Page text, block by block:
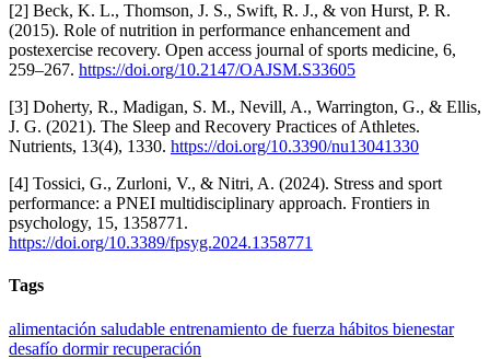
[2] Beck, K. L., Thomson, J. S., Swift, R. J., & von Hurst, P. R.
(2015). Role of nutrition in performance enhancement and
postexercise recovery. Open access journal of sports medicine, 6,
259–267. https://doi.org/10.2147/OAJSM.S33605
[3] Doherty, R., Madigan, S. M., Nevill, A., Warrington, G., & Ellis,
J. G. (2021). The Sleep and Recovery Practices of Athletes.
Nutrients, 13(4), 1330. https://doi.org/10.3390/nu13041330
[4] Tossici, G., Zurloni, V., & Nitri, A. (2024). Stress and sport
performance: a PNEI multidisciplinary approach. Frontiers in
psychology, 15, 1358771.
https://doi.org/10.3389/fpsyg.2024.1358771
Tags
alimentación saludable entrenamiento de fuerza hábitos bienestar
desafío dormirrecuperación